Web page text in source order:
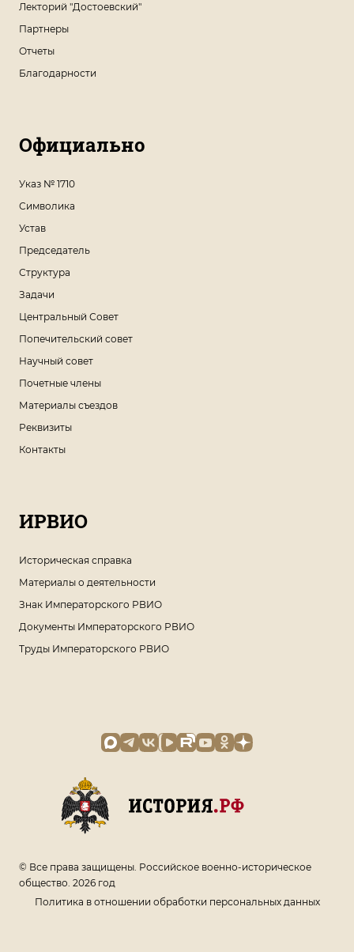
Лекторий "Достоевский"
Партнеры
Отчеты
Благодарности
Официально
Указ № 1710
Символика
Устав
Председатель
Структура
Задачи
Центральный Совет
Попечительский совет
Научный совет
Почетные члены
Материалы съездов
Реквизиты
Контакты
ИРВИО
Историческая справка
Материалы о деятельности
Знак Императорского РВИО
Документы Императорского РВИО
Труды Императорского РВИО
© Все права защищены. Российское военно-историческое
общество. 2026 год
Политика в отношении обработки персональных данных